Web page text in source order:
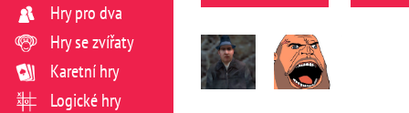
Hry pro dva
Hry se zvířaty
Karetní hry
Logické hry